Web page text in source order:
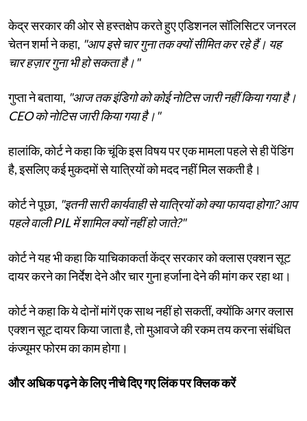
केद्र सरकार की ओर से हस्तक्षेप करते हुए एडिशनल सॉलिसिटर जनरल
चेतन शर्मा ने कहा, "आप इसे चार गुना तक क्यों सीमित कर रहे हैं। यह
चार हज़ार गुना भी हो सकता है।"
गुप्ता ने बताया, "आज तक इंडिगो को कोई नोटिस जारी नहीं किया गया है।
CEO को नोटिस जारी किया गया है।"
हालांकि, कोर्ट ने कहा कि चूंकि इस विषय पर एक मामला पहले से ही पेंडिंग
है, इसलिए कई मुकदमों से यात्रियों को मदद नहीं मिल सकती है।
कोर्ट ने पूछा, "इतनी सारी कार्यवाही से यात्रियों को क्या फायदा होगा? आप
पहले वाली PIL में शामिल क्यों नहीं हो जाते?"
कोर्ट ने यह भी कहा कि याचिकाकर्ता केंद्र सरकार को क्लास एक्शन सूट
दायर करने का निर्देश देने और चार गुना हर्जाना देने की मांग कर रहा था।
कोर्ट ने कहा कि ये दोनों मांगें एक साथ नहीं हो सकतीं, क्योंकि अगर क्लास
एक्शन सूट दायर किया जाता है, तो मुआवजे की रकम तय करना संबंधित
कंज्यूमर फोरम का काम होगा।
और अधिक पढ़ने के लिए नीचे दिए गए लिंक पर क्लिक करें